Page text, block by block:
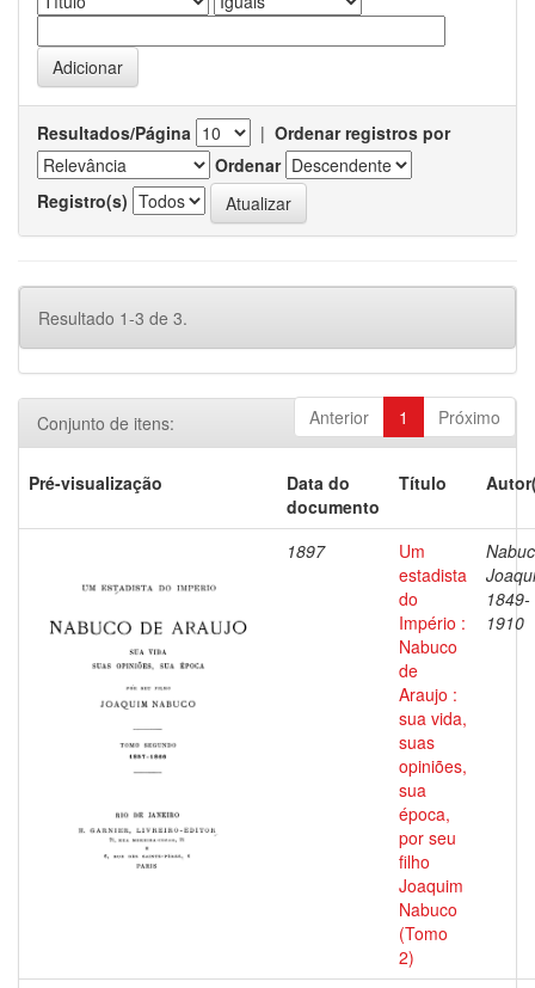
Resultados/Página | Ordenar registros por
Ordenar
Registro(s)
Resultado 1-3 de 3.
Anterior 1 Próximo
Conjunto de itens:
Pré-visualização
Data do
documento
Título
1897
Um
estadista
do
Império :
Nabuco
de
Araujo :
sua vida,
suas
opiniões,
sua
época,
por seu
filho
Joaquim
Nabuco
(Tomo
2)
1849-
1910